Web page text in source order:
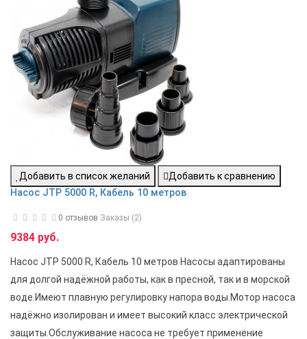
Добавить в список желаний
Добавить к сравнению
Насос JTP 5000 R, Кабель 10 метров
0 отзывов Заказы (2)
9384 руб.
Насос JTP 5000 R, Кабель 10 метров Насосы адаптированы
для долгой надёжной работы, как в пресной, так и в морской
воде.Имеют плавную регулировку напора воды.Мотор насоса
надёжно изолирован и имеет высокий класс электрической
защиты.Обслуживание насоса не требует применение